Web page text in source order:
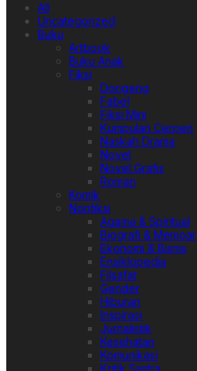
All
Uncategorized
Buku
Artbook
Buku Anak
Fiksi
Dongeng
Fabel
Fiksi Mini
Kumpulan Cerpen
Naskah Drama
Novel
Novel Grafis
Roman
Komik
Nonfiksi
Agama & Spiritual
Biografi & Memoar
Ekonomi & Bisnis
Ensiklopedia
Filsafat
Gender
Hiburan
Inspirasi
Jurnalistik
Kesehatan
Komunikasi
Kritik Sastra